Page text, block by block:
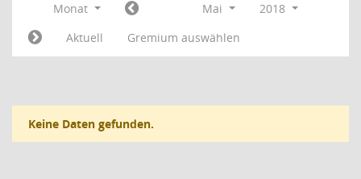
Monat Mai
2018
Aktuell
Gremium auswählen
Keine Daten gefunden.